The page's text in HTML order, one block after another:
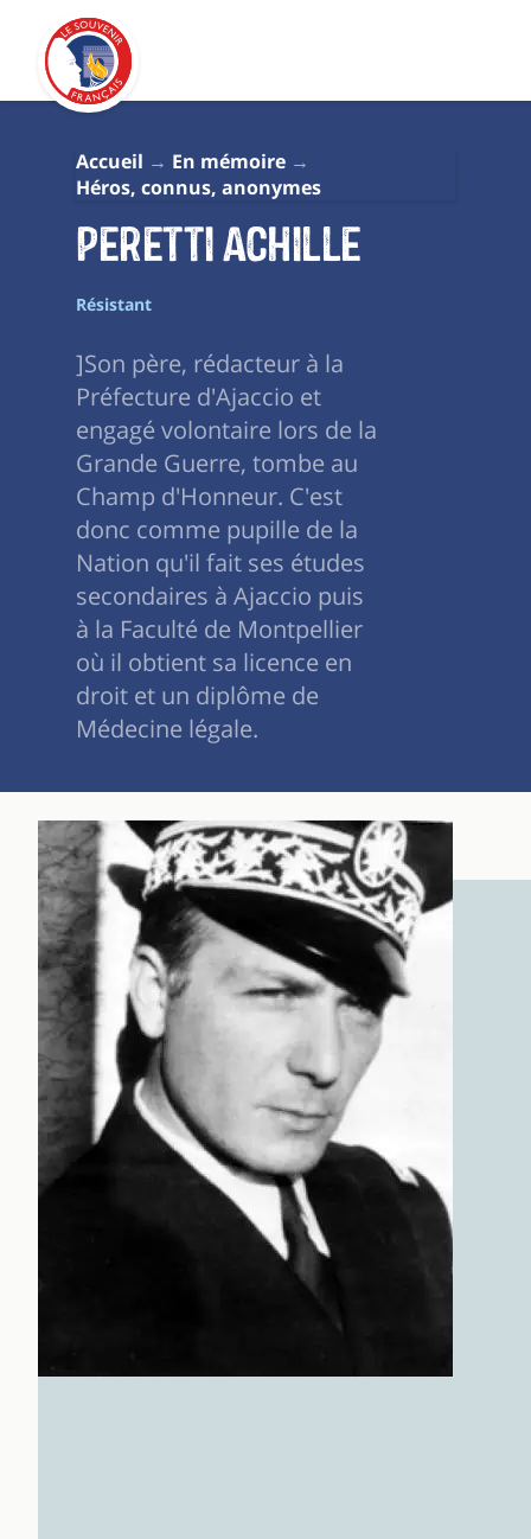
Accueil
En mémoire
Héros, connus, anonymes
Peretti Achille
Résistant
]Son père, rédacteur à la
Préfecture d'Ajaccio et
engagé volontaire lors de la
Grande Guerre, tombe au
Champ d'Honneur. C'est
donc comme pupille de la
Nation qu'il fait ses études
secondaires à Ajaccio puis
à la Faculté de Montpellier
où il obtient sa licence en
droit et un diplôme de
Médecine légale.